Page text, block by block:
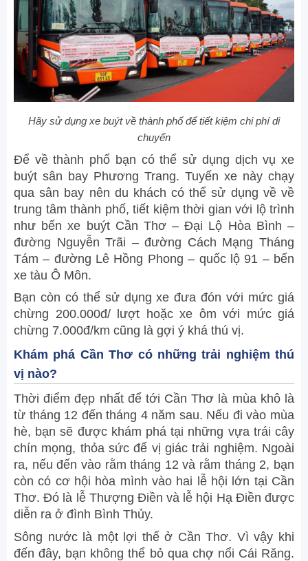
Hãy sử dụng xe buýt về thành phố để tiết kiệm chi phí di
chuyển
Để về thành phố bạn có thể sử dụng dịch vụ xe
buýt sân bay Phương Trang. Tuyến xe này chạy
qua sân bay nên du khách có thể sử dụng về về
trung tâm thành phố, tiết kiệm thời gian với lộ trình
như bến xe buýt Cần Thơ – Đại Lộ Hòa Bình –
đường Nguyễn Trãi – đường Cách Mạng Tháng
Tám – đường Lê Hồng Phong – quốc lộ 91 – bến
xe tàu Ô Môn.
Bạn còn có thể sử dụng xe đưa đón với mức giá
chừng 200.000đ/ lượt hoặc xe ôm với mức giá
chừng 7.000đ/km cũng là gợi ý khá thú vị.
Khám phá Cần Thơ có những trải nghiệm thú
vị nào?
Thời điểm đẹp nhất để tới Cần Thơ là mùa khô là
từ tháng 12 đến tháng 4 năm sau. Nếu đi vào mùa
hè, bạn sẽ được khám phá tại những vựa trái cây
chín mọng, thỏa sức để vị giác trải nghiệm. Ngoài
ra, nếu đến vào rằm tháng 12 và rằm tháng 2, bạn
còn có cơ hội hòa mình vào hai lễ hội lớn tại Cần
Thơ. Đó là lễ Thượng Điền và lễ hội Hạ Điền được
diễn ra ở đình Bình Thủy.
Sông nước là một lợi thế ở Cần Thơ. Vì vậy khi
đến đây, bạn không thể bỏ qua chợ nổi Cái Răng.